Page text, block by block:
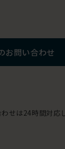
お問い合わせ
せは24時間対応